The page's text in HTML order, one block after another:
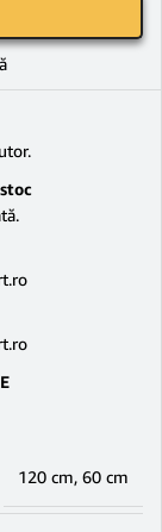
120 cm, 60 cm